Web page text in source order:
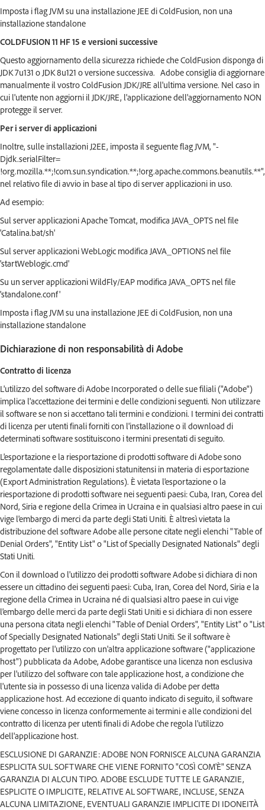
Imposta i flag JVM su una installazione JEE di ColdFusion, non una
installazione standalone
COLDFUSION 11 HF 15 e versioni successive
Questo aggiornamento della sicurezza richiede che ColdFusion disponga di
JDK 7u131 o JDK 8u121 o versione successiva. Adobe consiglia di aggiornare
manualmente il vostro ColdFusion JDK/JRE all'ultima versione. Nel caso in
cui l'utente non aggiorni il JDK/JRE, l'applicazione dell'aggiornamento NON
protegge il server.
Per i server di applicazioni
Inoltre, sulle installazioni J2EE, imposta il seguente flag JVM, "-
Djdk.serialFilter=
!org.mozilla.**;!com.sun.syndication.**;!org.apache.commons.beanutils.**",
nel relativo file di avvio in base al tipo di server applicazioni in uso.
Ad esempio:
Sul server applicazioni Apache Tomcat, modifica JAVA_OPTS nel file
'Catalina.bat/sh'
Sul server applicazioni WebLogic modifica JAVA_OPTIONS nel file
'startWeblogic.cmd'
Su un server applicazioni WildFly/EAP modifica JAVA_OPTS nel file
'standalone.conf'
Imposta i flag JVM su una installazione JEE di ColdFusion, non una
installazione standalone
Dichiarazione di non responsabilità di Adobe
Contratto di licenza
L'utilizzo del software di Adobe Incorporated o delle sue filiali ("Adobe")
implica l'accettazione dei termini e delle condizioni seguenti. Non utilizzare
il software se non si accettano tali termini e condizioni. I termini dei contratti
di licenza per utenti finali forniti con l'installazione o il download di
determinati software sostituiscono i termini presentati di seguito.
L'esportazione e la riesportazione di prodotti software di Adobe sono
regolamentate dalle disposizioni statunitensi in materia di esportazione
(Export Administration Regulations). È vietata l'esportazione o la
riesportazione di prodotti software nei seguenti paesi: Cuba, Iran, Corea del
Nord, Siria e regione della Crimea in Ucraina e in qualsiasi altro paese in cui
vige l'embargo di merci da parte degli Stati Uniti. È altresì vietata la
distribuzione del software Adobe alle persone citate negli elenchi "Table of
Denial Orders", "Entity List" o "List of Specially Designated Nationals" degli
Stati Uniti.
Con il download o l'utilizzo dei prodotti software Adobe si dichiara di non
essere un cittadino dei seguenti paesi: Cuba, Iran, Corea del Nord, Siria e la
regione della Crimea in Ucraina né di qualsiasi altro paese in cui vige
l'embargo delle merci da parte degli Stati Uniti e si dichiara di non essere
una persona citata negli elenchi "Table of Denial Orders", "Entity List" o "List
of Specially Designated Nationals" degli Stati Uniti. Se il software è
progettato per l'utilizzo con un'altra applicazione software ("applicazione
host") pubblicata da Adobe, Adobe garantisce una licenza non esclusiva
per l'utilizzo del software con tale applicazione host, a condizione che
l'utente sia in possesso di una licenza valida di Adobe per detta
applicazione host. Ad eccezione di quanto indicato di seguito, il software
viene concesso in licenza conformemente ai termini e alle condizioni del
contratto di licenza per utenti finali di Adobe che regola l'utilizzo
dell'applicazione host.
ESCLUSIONE DI GARANZIE: ADOBE NON FORNISCE ALCUNA GARANZIA
ESPLICITA SUL SOFTWARE CHE VIENE FORNITO "COSÌ COM'È" SENZA
GARANZIA DI ALCUN TIPO. ADOBE ESCLUDE TUTTE LE GARANZIE,
ESPLICITE O IMPLICITE, RELATIVE AL SOFTWARE, INCLUSE, SENZA
ALCUNA LIMITAZIONE, EVENTUALI GARANZIE IMPLICITE DI IDONEITÀ